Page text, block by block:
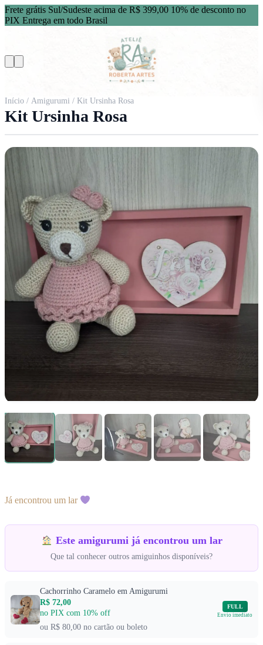
Frete grátis Sul/Sudeste acima de R$ 399,00 10% de desconto no
PIX Entrega em todo Brasil
Início / Amigurumi / Kit Ursinha Rosa
Kit Ursinha Rosa
Já encontrou um lar
Este amigurumi já encontrou um lar
Que tal conhecer outros amiguinhos disponíveis?
Cachorrinho Caramelo em Amigurumi
R$ 72,00
no PIX com 10% off
ou R$ 80,00 no cartão ou boleto
FULL
Envio imediato